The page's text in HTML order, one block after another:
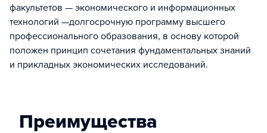
факультетов — экономического и информационных
технологий —долгосрочную программу высшего
профессионального образования, в основу которой
положен принцип сочетания фундаментальных знаний
и прикладных экономических исследований.
Преимущества